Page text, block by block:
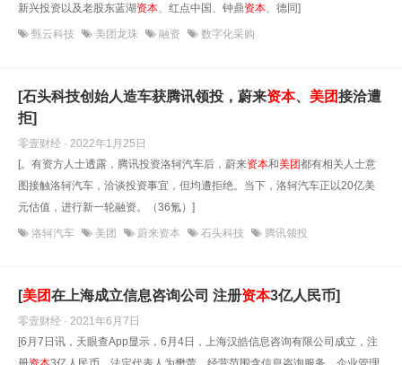
新兴投资以及老股东蓝湖资本、红点中国、钟鼎资本、德同]
甄云科技 美团龙珠 融资 数字化采购
[石头科技创始人造车获腾讯领投，蔚来资本、 美团接洽遭
拒]
零壹财经 · 2022年1月25日
[。有资方人士透露，腾讯投资洛轲汽车后，蔚来资本和美团都有相关人士意
图接触洛轲汽车，洽谈投资事宜，但均遭拒绝。当下，洛轲汽车正以20亿美
元估值，进行新一轮融资。（36氪）]
洛轲汽车 美团 蔚来资本 石头科技 腾讯领投
[美团在上海成立信息咨询公司 注册资本3亿人民币]
零壹财经 · 2021年6月7日
[6月7日讯，天眼查App显示，6月4日，上海汉皓信息咨询有限公司成立，注